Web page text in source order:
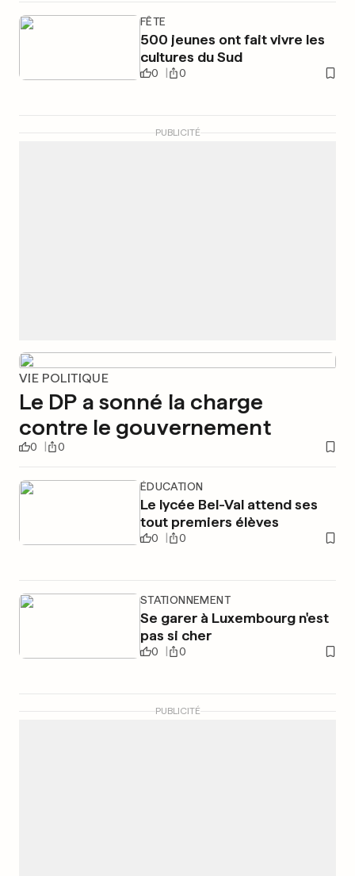
FÊTE
500 jeunes ont fait vivre les
cultures du Sud
0 0
PUBLICITÉ
VIE POLITIQUE
Le DP a sonné la charge
contre le gouvernement
0 0
ÉDUCATION
Le lycée Bel-Val attend ses
tout premiers élèves
0 0
STATIONNEMENT
Se garer à Luxembourg n'est
pas si cher
0 0
PUBLICITÉ